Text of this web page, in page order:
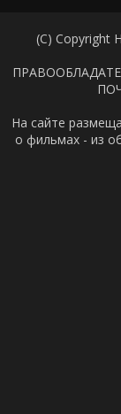
(C) Copyright
На сайте
о фильмах - из